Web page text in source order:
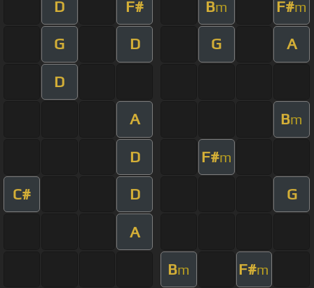
D F# Bm F#m
G D G A
D
A Bm
D F#m
C# D G
A
Bm F#m